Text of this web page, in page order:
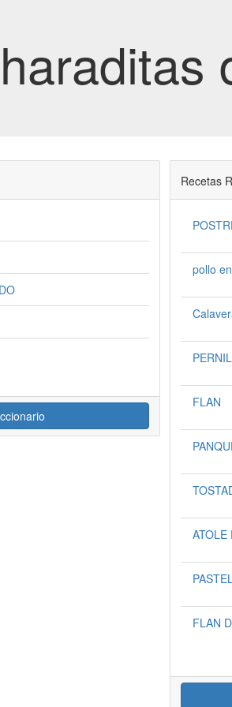
Recetas
pollo
FLAN
ATOLE
FLAN